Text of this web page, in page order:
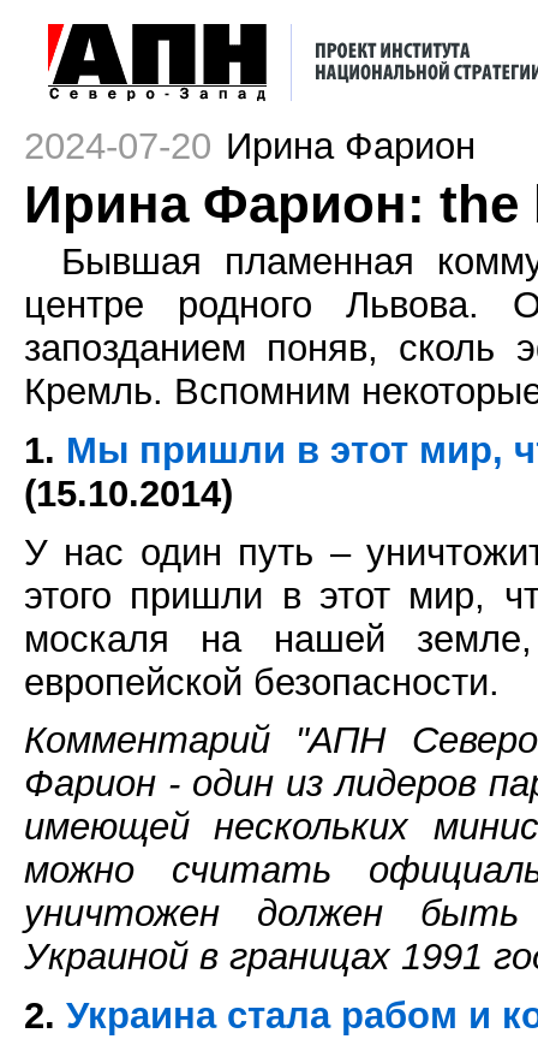
2024-07-20 Ирина Фарион
Ирина Фарион: the
Бывшая пламенная
центре родного Львова.
запозданием поняв, сколь
Кремль. Вспомним
1. Мы пришли в этот мир,
(15.10.2014)
У нас один путь –
этого пришли в этот мир,
москаля на нашей
европейской безопасности.
Комментарий "АПН
Фарион - один из лидеров
имеющей нескольких
можно считать
уничтожен должен
Украиной в границах 1991
2. Украина стала рабом и